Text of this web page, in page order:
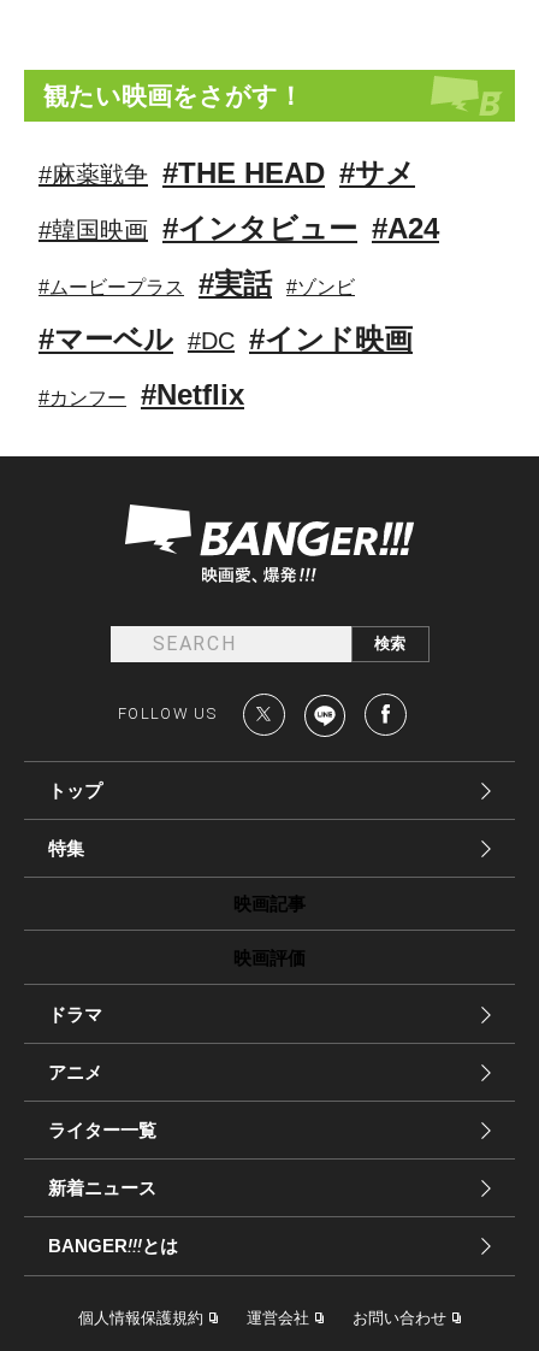
観たい映画をさがす！
#麻薬戦争 #THE HEAD #サメ
#韓国映画 #インタビュー #A24
#ムービープラス #実話 #ゾンビ
#マーベル #DC #インド映画
#カンフー #Netflix
FOLLOW US
トップ
特集
映画記事
映画評価
ドラマ
アニメ
ライター一覧
新着ニュース
BANGER!!!とは
個人情報保護規約 運営会社 お問い合わせ